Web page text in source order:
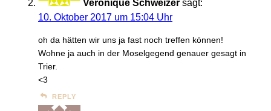
Veronique Schweizer sagt:
10. Oktober 2017 um 15:04 Uhr
oh da hätten wir uns ja fast noch treffen können!
Wohne ja auch in der Moselgegend genauer gesagt in
Trier.
<3
REPLY